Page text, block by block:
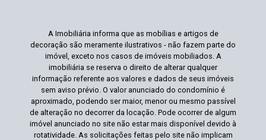
A Imobiliária informa que as mobílias e artigos de
decoração são meramente ilustrativos - não fazem parte do
imóvel, exceto nos casos de imóveis mobiliados. A
imobiliária se reserva o direito de alterar qualquer
informação referente aos valores e dados de seus imóveis
sem aviso prévio. O valor anunciado do condomínio é
aproximado, podendo ser maior, menor ou mesmo passível
de alteração no decorrer da locação. Pode ocorrer de algum
imóvel anunciado no site não estar mais disponível devido à
rotatividade. As solicitações feitas pelo site não implicam